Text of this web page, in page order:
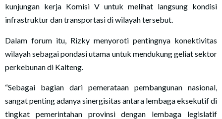
kunjungan kerja Komisi V untuk melihat langsung kondisi
infrastruktur dan transportasi di wilayah tersebut.
Dalam forum itu, Rizky menyoroti pentingnya konektivitas
wilayah sebagai pondasi utama untuk mendukung geliat sektor
perkebunan di Kalteng.
“Sebagai bagian dari pemerataan pembangunan nasional,
sangat penting adanya sinergisitas antara lembaga eksekutif di
tingkat pemerintahan provinsi dengan lembaga legislatif